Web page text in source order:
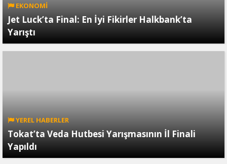
EKONOMİ
Jet Luck’ta Final: En İyi Fikirler Halkbank’ta
Yarıştı
YEREL HABERLER
Tokat’ta Veda Hutbesi Yarışmasının İl Finali
Yapıldı